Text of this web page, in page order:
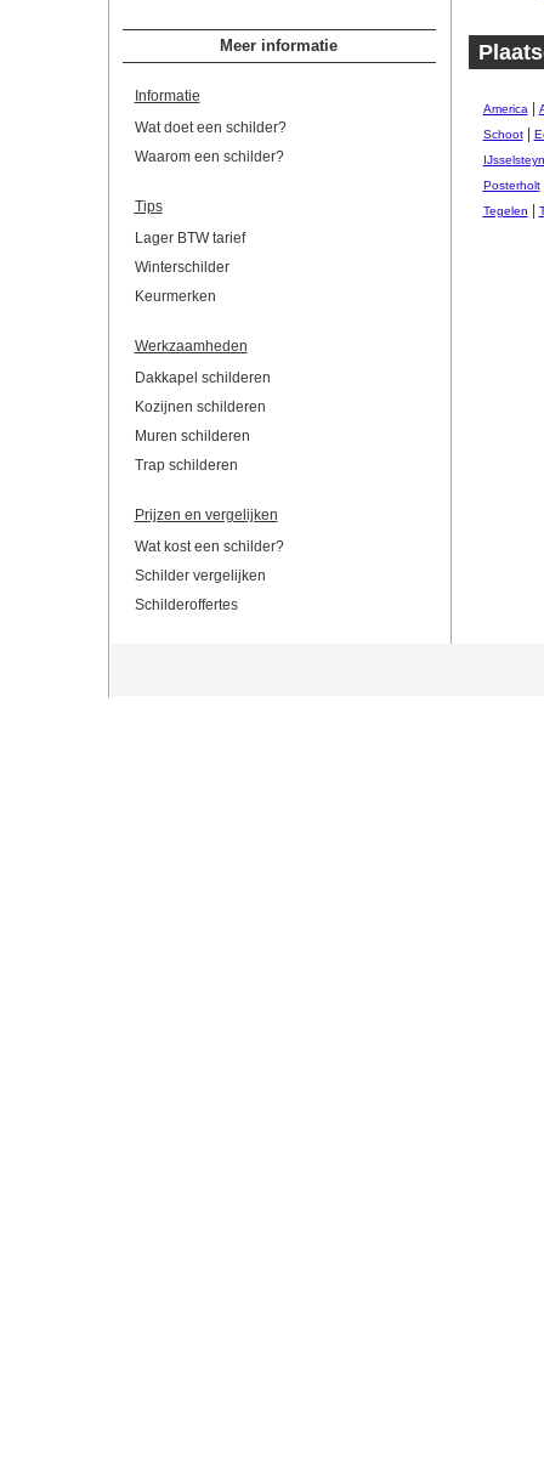
Meer informatie
Informatie
Wat doet een schilder?
Waarom een schilder?
Tips
Lager BTW tarief
Winterschilder
Keurmerken
Werkzaamheden
Dakkapel schilderen
Kozijnen schilderen
Muren schilderen
Trap schilderen
Prijzen en vergelijken
Wat kost een schilder?
Schilder vergelijken
Schilderoffertes
America|
Schoot|
Posterholt
Tegelen